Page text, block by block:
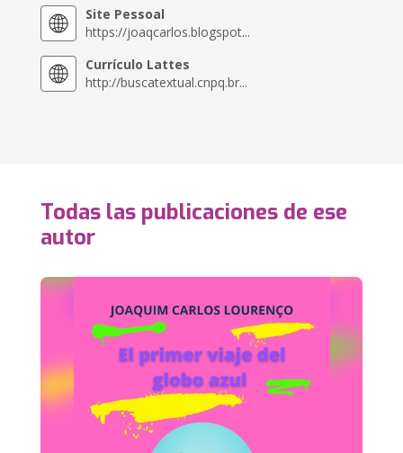
Site Pessoal
https://joaqcarlos.blogspot...
Currículo Lattes
http://buscatextual.cnpq.br...
Todas las publicaciones de ese
autor